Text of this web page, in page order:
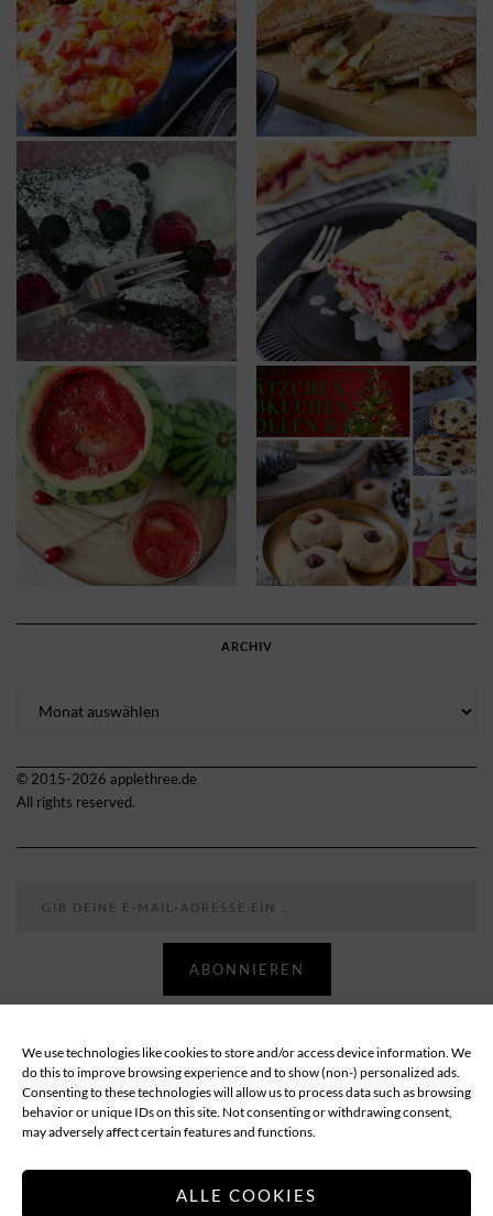
We use technologies like cookies to store and/or access device information. We
do this to improve browsing experience and to show (non-) personalized ads.
Consenting to these technologies will allow us to process data such as browsing
behavior or unique IDs on this site. Not consenting or withdrawing consent,
may adversely affect certain features and functions.
ALLE COOKIES
ARCHIV
© 2015-2026 applethree.de
All rights reserved.
ABONNIEREN
Follow
ABOUT DATENSCHUTZ
IMPRESSUM
COOKIE-RICHTLINIE (EU)